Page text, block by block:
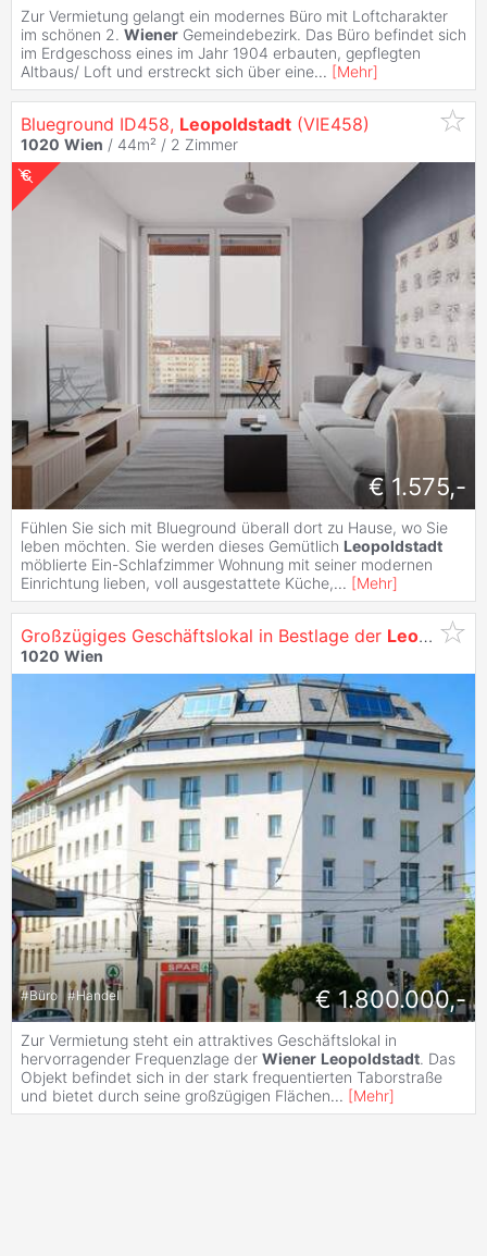
Zur Vermietung gelangt ein modernes Büro mit Loftcharakter
im schönen 2. Wiener Gemeindebezirk. Das Büro befindet sich
im Erdgeschoss eines im Jahr 1904 erbauten, gepflegten
Altbaus/ Loft und erstreckt sich über eine... [Mehr]
Blueground ID458, Leopoldstadt (VIE458)
1020 Wien / 44m² / 2 Zimmer
€ 1.575,-
Fühlen Sie sich mit Blueground überall dort zu Hause, wo Sie
leben möchten. Sie werden dieses Gemütlich Leopoldstadt
möblierte Ein-Schlafzimmer Wohnung mit seiner modernen
Einrichtung lieben, voll ausgestattete Küche,... [Mehr]
Großzügiges Geschäftslokal in Bestlage der Leopoldstadt
1020 Wien
#Büro #Handel € 1.800.000,-
Zur Vermietung steht ein attraktives Geschäftslokal in
hervorragender Frequenzlage der Wiener Leopoldstadt. Das
Objekt befindet sich in der stark frequentierten Taborstraße
und bietet durch seine großzügigen Flächen... [Mehr]